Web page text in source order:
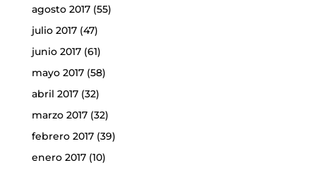
agosto 2017(55)
julio 2017(47)
junio 2017(61)
mayo 2017(58)
abril 2017(32)
marzo 2017(32)
febrero 2017(39)
enero 2017(10)